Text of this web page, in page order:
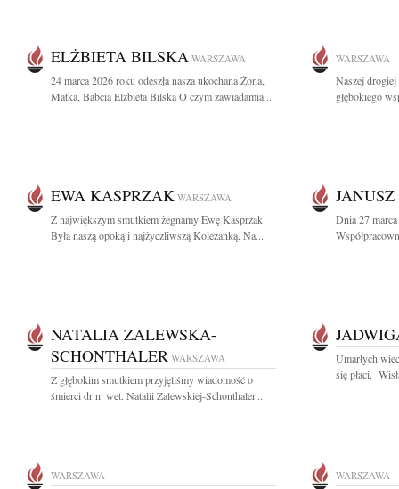
ELŻBIETA BILSKA WARSZAWA
24 marca 2026 roku odeszła nasza ukochana Żona,
Matka, Babcia Elżbieta Bilska O czym zawiadamia...
WARSZAWA
Naszej
głębokiego
EWA KASPRZAK WARSZAWA
Z największym smutkiem żegnamy Ewę Kasprzak
Była naszą opoką i najżyczliwszą Koleżanką. Na...
Dnia 27
NATALIA ZALEWSKA-
SCHONTHALER WARSZAWA
Z głębokim smutkiem przyjęliśmy wiadomość o
śmierci dr n. wet. Natalii Zalewskiej-Schonthaler...
Umarłych
się płaci.
WARSZAWA WARSZAWA